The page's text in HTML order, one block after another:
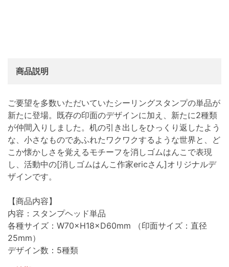
商品説明
ご要望を多数いただいていたシーリングスタンプの単品が
新たに登場。既存の印面のデザインに加え、新たに2種類
が仲間入りしました。机の引き出しをひっくり返したよう
な、小さなものであふれたワクワクするような世界と、ど
こか懐かしさを覚えるモチーフを消しゴムはんこで表現
し、活動中の[消しゴムはんこ作家ericさん]オリジナルデ
ザインです。
【商品内容】
内容：スタンプヘッド単品
各種サイズ：W70×H18×D60mm （印面サイズ：直径
25mm）
デザイン数：5種類